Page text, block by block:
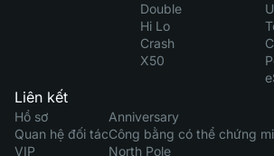
Double
Hi Lo
Crash
X50
Liên kết
Hồ sơ
Quan hệ đối tác
VIP
Anniversary
Công bằng có thể chứng
North Pole